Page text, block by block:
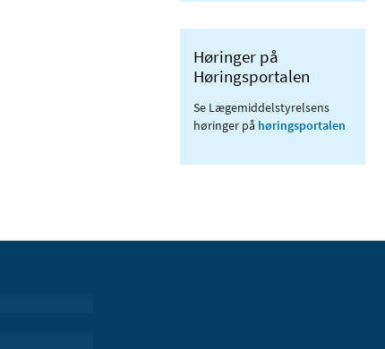
Høringer på
Høringsportalen
Se Lægemiddelstyrelsens
høringer på høringsportalen